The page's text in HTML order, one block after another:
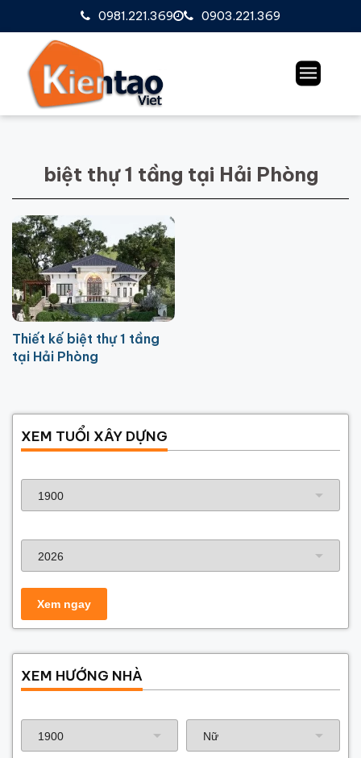
0903.221.369
0981.221.369
biệt thự 1 tầng tại Hải Phòng
Thiết kế biệt thự 1 tầng
tại Hải Phòng
XEM TUỔI XÂY DỰNG
XEM HƯỚNG NHÀ